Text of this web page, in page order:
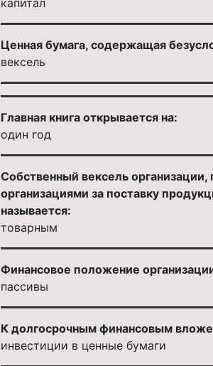
Ценная бумага, содержащая
вексель
Главная книга открывается на:
один год
Собственный вексель
организациями за поставку
называется:
товарным
Финансовое положение
пассивы
К долгосрочным финансовым
инвестиции в ценные бумаги